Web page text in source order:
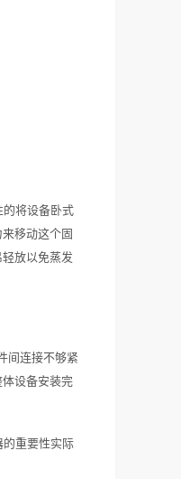
将设备卧式
移动这个固
放以免蒸发
间连接不够紧
设备安装完
重要性实际